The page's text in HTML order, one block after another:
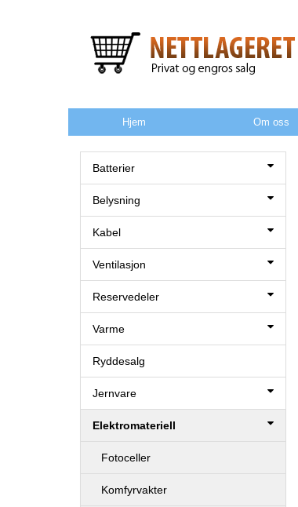
Hjem Om oss
Batterier
Belysning
Kabel
Ventilasjon
Reservedeler
Varme
Ryddesalg
Jernvare
Elektromateriell
Fotoceller
Komfyrvakter